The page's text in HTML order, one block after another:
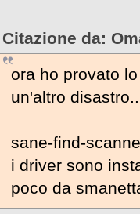
Citazione da:
ora ho provato
un'altro disastro..
sane-find-
i driver sono
poco da